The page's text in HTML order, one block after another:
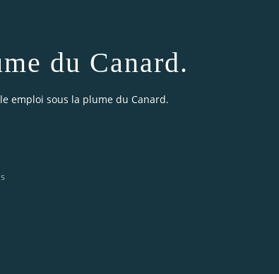
du Canard.
emploi sous la plume du Canard.